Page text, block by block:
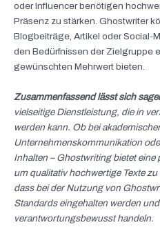
oder Influencer benötigen
Präsenz zu stärken. Ghostwriter
Blogbeiträge, Artikel oder Social-
den Bedürfnissen der Zielgruppe
gewünschten Mehrwert bieten.
Zusammenfassend lässt sich
vielseitige Dienstleistung, die in
werden kann. Ob bei
Unternehmenskommunikation
Inhalten – Ghostwriting bietet
um qualitativ hochwertige Texte
dass bei der Nutzung von
Standards eingehalten werden
verantwortungsbewusst handeln.